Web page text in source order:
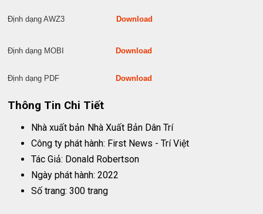
Định dạng AWZ3 Download
Định dạng MOBI Download
Định dạng PDF Download
Thông Tin Chi Tiết
Nhà xuất bản Nhà Xuất Bản Dân Trí
Công ty phát hành: First News - Trí Việt
Tác Giả: Donald Robertson
Ngày phát hành: 2022
Số trang: 300 trang